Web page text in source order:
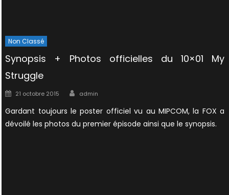
Non Classé
Synopsis + Photos officielles du 10×01 My
Struggle
Posted
21 octobre 2015 Author
admin
Gardant toujours le poster officiel vu au MIPCOM, la FOX a
dévoilé les photos du premier épisode ainsi que le synopsis.